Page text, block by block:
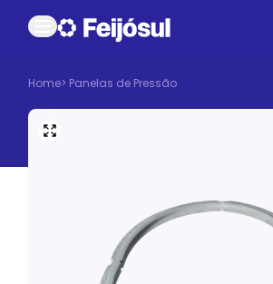
Home> Panelas de Pressão